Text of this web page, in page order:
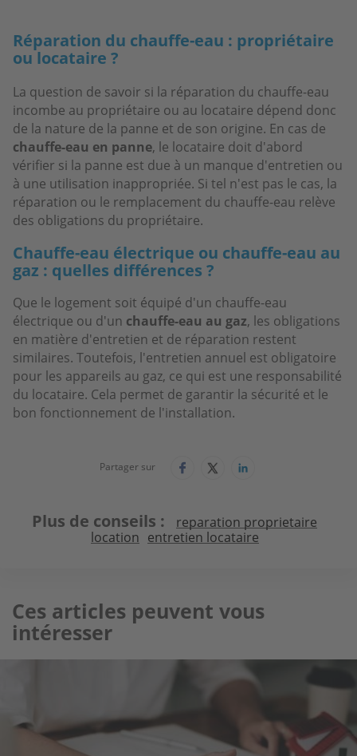
Réparation du chauffe-eau : propriétaire
ou locataire ?
La question de savoir si la réparation du chauffe-eau
incombe au propriétaire ou au locataire dépend donc
de la nature de la panne et de son origine. En cas de
chauffe-eau en panne, le locataire doit d'abord
vérifier si la panne est due à un manque d'entretien ou
à une utilisation inappropriée. Si tel n'est pas le cas, la
réparation ou le remplacement du chauffe-eau relève
des obligations du propriétaire.
Chauffe-eau électrique ou chauffe-eau au
gaz : quelles différences ?
Que le logement soit équipé d'un chauffe-eau
électrique ou d'un chauffe-eau au gaz, les obligations
en matière d'entretien et de réparation restent
similaires. Toutefois, l'entretien annuel est obligatoire
pour les appareils au gaz, ce qui est une responsabilité
du locataire. Cela permet de garantir la sécurité et le
bon fonctionnement de l'installation.
Partager sur
Plus de conseils
reparation proprietaire
location entretien locataire
Ces articles peuvent vous
intéresser